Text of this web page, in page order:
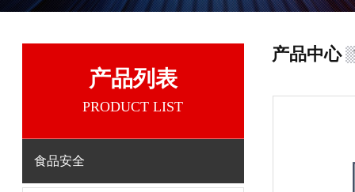
产品列表
PRODUCT LIST
食品安全
产品中心